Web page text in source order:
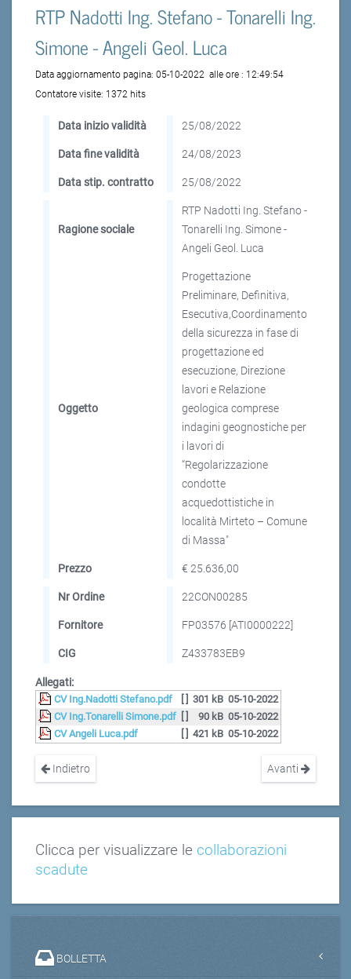
RTP Nadotti Ing. Stefano - Tonarelli Ing.
Simone - Angeli Geol. Luca
Data aggiornamento pagina: 05-10-2022 alle ore : 12:49:54
Contatore visite: 1372 hits
Data inizio validità 25/08/2022
Data fine validità 24/08/2023
Data stip. contratto 25/08/2022
Ragione sociale
RTP Nadotti Ing. Stefano -
Tonarelli Ing. Simone -
Angeli Geol. Luca
Oggetto
Progettazione
Preliminare, Definitiva,
Esecutiva,Coordinamento
della sicurezza in fase di
progettazione ed
esecuzione, Direzione
lavori e Relazione
geologica comprese
indagini geognostiche per
i lavori di
“Regolarizzazione
condotte
acquedottistiche in
località Mirteto – Comune
di Massa"
Prezzo € 25.636,00
Nr Ordine 22CON00285
Fornitore FP03576 [ATI0000222]
CIG Z433783EB9
Allegati:
CV Ing.Nadotti Stefano.pdf 301 kB 05-10-2022
CV Ing.Tonarelli Simone.pdf
90 kB 05-10-2022
CV Angeli Luca.pdf
421 kB 05-10-2022
Indietro Avanti
Clicca per visualizzare le collaborazioni
scadute
BOLLETTA